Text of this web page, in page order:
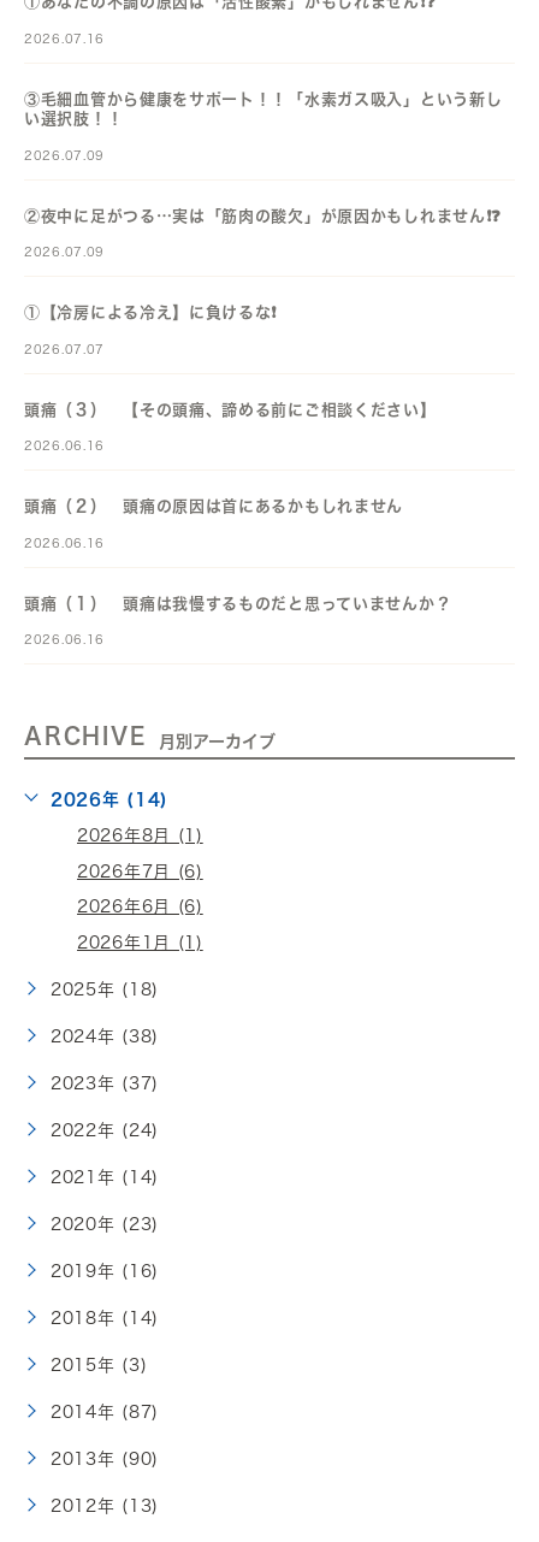
2026.07.16
③毛細血管から健康をサポート！！「水素ガス吸入」という新し
い選択肢！！
2026.07.09
②夜中に足がつる…実は「筋肉の酸欠」が原因かもしれません❗️❓️
2026.07.09
①【冷房による冷え】に負けるな❗️
2026.07.07
頭痛（３） 【その頭痛、諦める前にご相談ください】
2026.06.16
頭痛（２） 頭痛の原因は首にあるかもしれません
2026.06.16
頭痛（１） 頭痛は我慢するものだと思っていませんか？
2026.06.16
ARCHIVE 月別アーカイブ
2026年 (14)
2026年8月 (1)
2026年7月 (6)
2026年6月 (6)
2026年1月 (1)
2025年 (18)
2024年 (38)
2023年 (37)
2022年 (24)
2021年 (14)
2020年 (23)
2019年 (16)
2018年 (14)
2015年 (3)
2014年 (87)
2013年 (90)
2012年 (13)